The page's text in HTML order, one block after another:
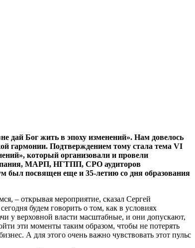
дай Бог жить в эпоху изменений». Нам довелось
гармонии. Подтверждением тому стала тема VI
который организовали и провели
МАРП, НГТПП, СРО аудиторов
был посвящен еще и 35-летию со дня образования
– открывая мероприятие, сказал Сергей
будем говорить о том, как в условиях
у верховной власти масштабные, и они допускают,
эти моменты таким образом, чтобы не потерять
А для этого очень важно чувствовать этот пульс